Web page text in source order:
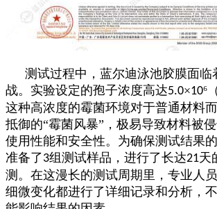
测试过程中，蓝尔迪泳池胶膜面临
战。实验设定的孢子浓度高达5.0×10⁶
这种高浓度的霉菌环境对于普通材料
抵御的“霉菌风暴”，极易导致材料被
使用性能和安全性。为确保测试结果
准备了3组测试样品，进行了长达21天
测。在这漫长的测试周期里，专业人
细微变化都进行了详细记录和分析，